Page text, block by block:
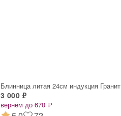
Блинница литая 24см индукция Гранит
3 000 ₽
вернём до 670 ₽